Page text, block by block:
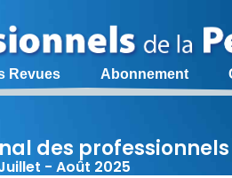
Revues Abonnement
des professionnels
- Août 2025